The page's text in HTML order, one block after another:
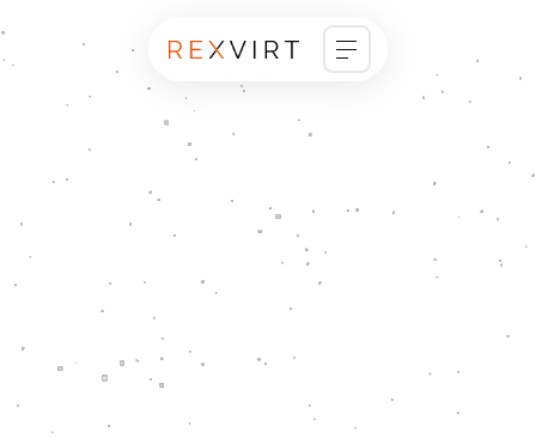
ホーム
ビジョン
会社概要
事業紹介
ニュース
事例紹介
採用情報
お問い合わせ